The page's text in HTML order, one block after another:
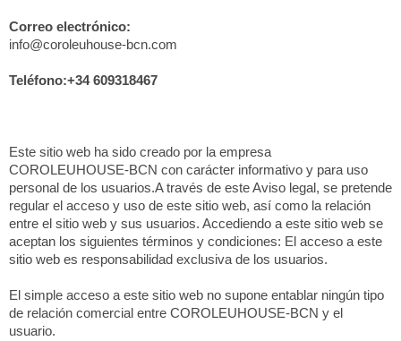
Correo electrónico:
info@coroleuhouse-bcn.com
Teléfono:+34 609318467
Este sitio web ha sido creado por la empresa
COROLEUHOUSE-BCN con carácter informativo y para uso
personal de los usuarios.A través de este Aviso legal, se pretende
regular el acceso y uso de este sitio web, así como la relación
entre el sitio web y sus usuarios. Accediendo a este sitio web se
aceptan los siguientes términos y condiciones: El acceso a este
sitio web es responsabilidad exclusiva de los usuarios.
El simple acceso a este sitio web no supone entablar ningún tipo
de relación comercial entre COROLEUHOUSE-BCN y el
usuario.